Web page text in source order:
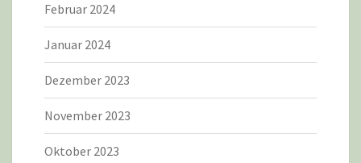
Februar 2024
Januar 2024
Dezember 2023
November 2023
Oktober 2023